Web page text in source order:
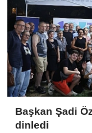
Başkan Şadi
dinledi